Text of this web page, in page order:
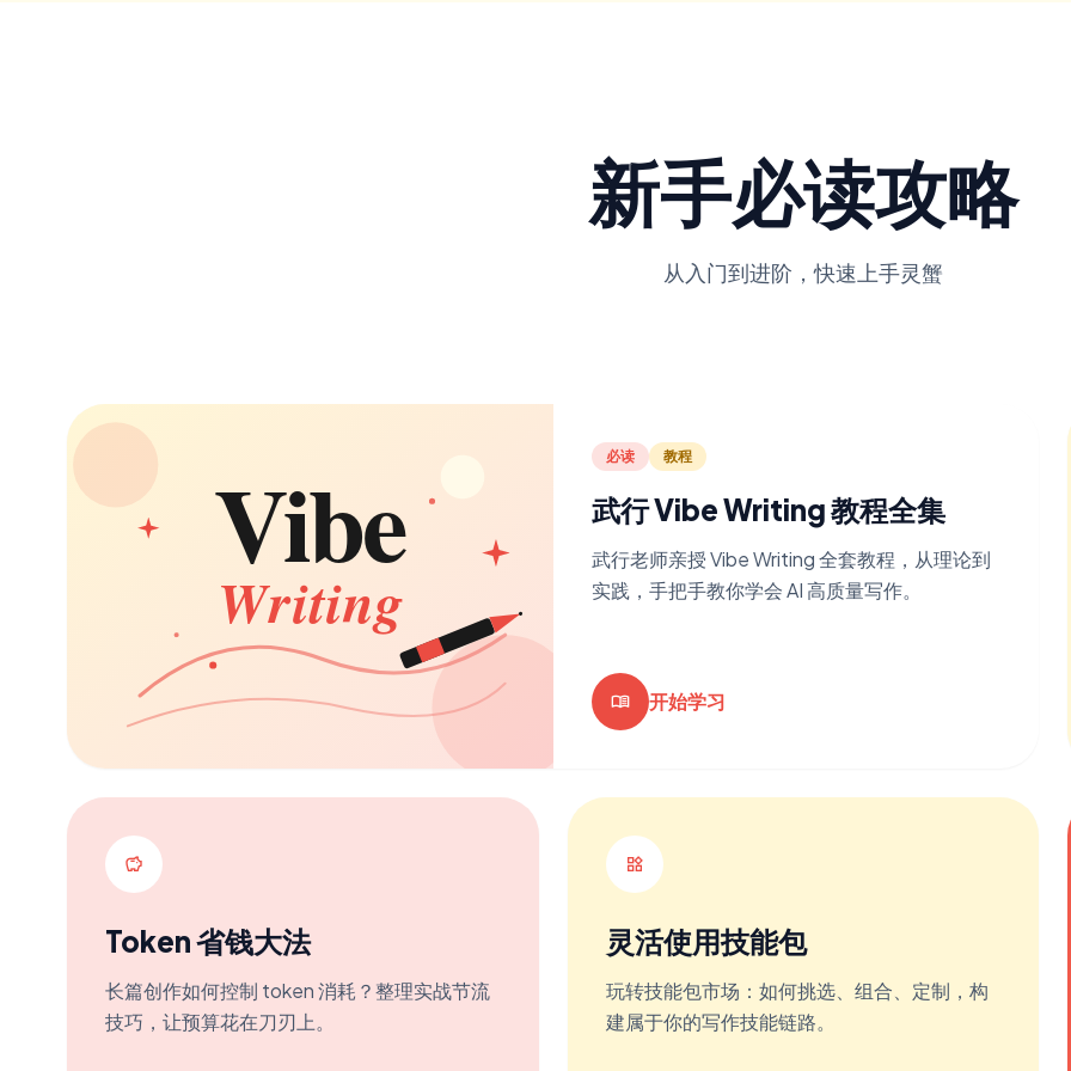
新手必读攻略
从入门到进阶，快速上手灵蟹
必读 教程
武行 Vibe Writing 教程全集
武行老师亲授 Vibe Writing 全套教程，从理论到
实践，手把手教你学会 AI 高质量写作。
menu_book 开始学习
savings
Token 省钱大法
长篇创作如何控制 token 消耗？整理实战节流
技巧，让预算花在刀刃上。
widgets
灵活使用技能包
玩转技能包市场：如何挑选、组合、定制，构
建属于你的写作技能链路。